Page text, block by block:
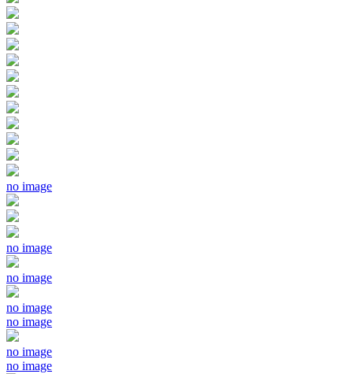
no image
no image
no image
no image
no image
no image
no image